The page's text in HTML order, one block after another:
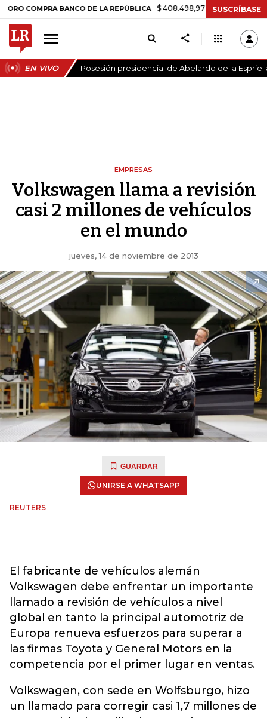
BANCO DE LA REPÚBLICA $ 408.498,97 +$ 8.753,81 +2,19%
SUSCRÍBASE
EN VIVO Posesión presidencial de Abelardo de la
EMPRESAS
Volkswagen llama a revisión
casi 2 millones de vehículos
en el mundo
jueves, 14 de noviembre de 2013
GUARDAR
UNIRSE A WHATSAPP
REUTERS
El fabricante de vehículos alemán
Volkswagen debe enfrentar un importante
llamado a revisión de vehículos a nivel
global en tanto la principal automotriz de
Europa renueva esfuerzos para superar a
las firmas Toyota y General Motors en la
competencia por el primer lugar en ventas.
Volkswagen, con sede en Wolfsburgo, hizo
un llamado para corregir casi 1,7 millones de